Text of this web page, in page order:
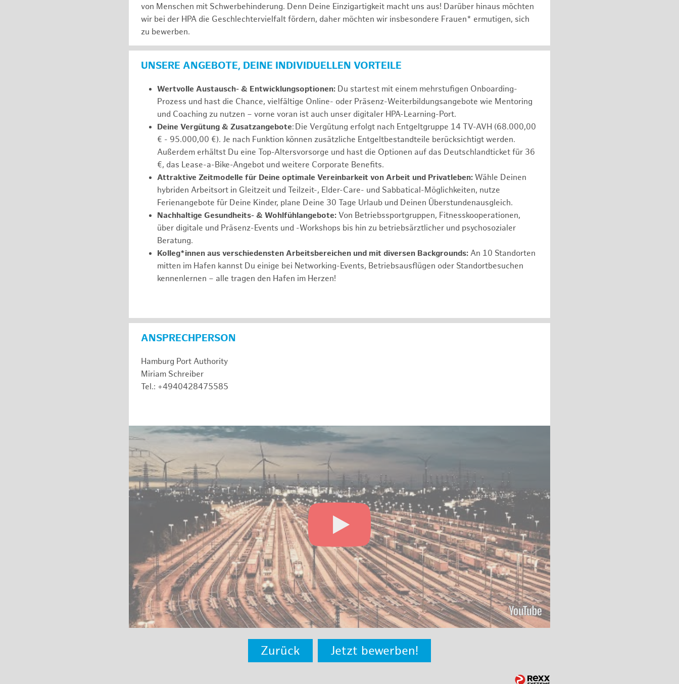
von Menschen mit Schwerbehinderung. Denn Deine Einzigartigkeit macht uns aus! Darüber hinaus möchten
wir bei der HPA die Geschlechtervielfalt fördern, daher möchten wir insbesondere Frauen* ermutigen, sich
zu bewerben.
UNSERE ANGEBOTE, DEINE INDIVIDUELLEN VORTEILE
Wertvolle Austausch- & Entwicklungsoptionen: Du startest mit einem mehrstufigen Onboarding-
Prozess und hast die Chance, vielfältige Online- oder Präsenz-Weiterbildungsangebote wie Mentoring
und Coaching zu nutzen – vorne voran ist auch unser digitaler HPA-Learning-Port.
Deine Vergütung & Zusatzangebote: Die Vergütung erfolgt nach Entgeltgruppe 14 TV-AVH (68.000,00
€ - 95.000,00 €). Je nach Funktion können zusätzliche Entgeltbestandteile berücksichtigt werden.
Außerdem erhältst Du eine Top-Altersvorsorge und hast die Optionen auf das Deutschlandticket für 36
€, das Lease-a-Bike-Angebot und weitere Corporate Benefits.
Attraktive Zeitmodelle für Deine optimale Vereinbarkeit von Arbeit und Privatleben: Wähle Deinen
hybriden Arbeitsort in Gleitzeit und Teilzeit-, Elder-Care- und Sabbatical-Möglichkeiten, nutze
Ferienangebote für Deine Kinder, plane Deine 30 Tage Urlaub und Deinen Überstundenausgleich.
Nachhaltige Gesundheits- & Wohlfühlangebote: Von Betriebssportgruppen, Fitnesskooperationen,
über digitale und Präsenz-Events und -Workshops bis hin zu betriebsärztlicher und psychosozialer
Beratung.
Kolleg*innen aus verschiedensten Arbeitsbereichen und mit diversen Backgrounds: An 10 Standorten
mitten im Hafen kannst Du einige bei Networking-Events, Betriebsausflügen oder Standortbesuchen
kennenlernen – alle tragen den Hafen im Herzen!
ANSPRECHPERSON
Hamburg Port Authority
Miriam Schreiber
Tel.: +4940428475585
Zurück Jetzt bewerben!